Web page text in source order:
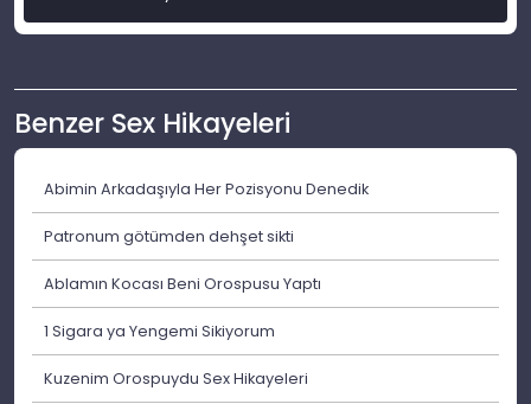
Benzer Sex Hikayeleri
Abimin Arkadaşıyla Her Pozisyonu Denedik
Patronum götümden dehşet sikti
Ablamın Kocası Beni Orospusu Yaptı
1 Sigara ya Yengemi Sikiyorum
Kuzenim Orospuydu Sex Hikayeleri